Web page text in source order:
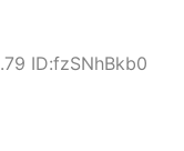
ID:fzSNhBkb0